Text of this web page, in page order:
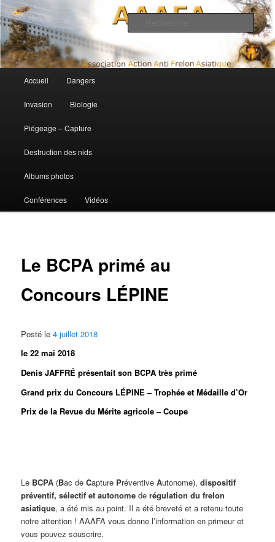
AAAFA
Association Action Anti Frelon Asiatique
Aller au contenu principal
Aller au contenu secondaire
Accueil Dangers
Invasion Biologie
Piégeage – Capture
Destruction des nids
Albums photos
Conférences Vidéos
Le BCPA primé au
Concours LÉPINE
Posté le4 juillet 2018
le 22 mai 2018
Denis JAFFRÉ présentait son BCPA très primé
Grand prix du Concours LÉPINE – Trophée et Médaille d’Or
Prix de la Revue du Mérite agricole – Coupe
Le BCPA (Bac deCapture PréventiveAutonome),dispositif
préventif,sélectif etautonome derégulation du frelon
asiatique, a été mis au point. Il a été breveté et a retenu toute
notre attention ! AAAFA vous donne l’information en primeur et
vous pouvez souscrire.